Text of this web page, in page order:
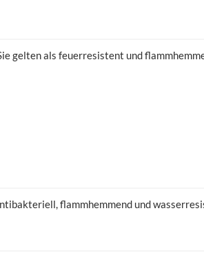
gelten als feuerresistent und
flammhemmend und